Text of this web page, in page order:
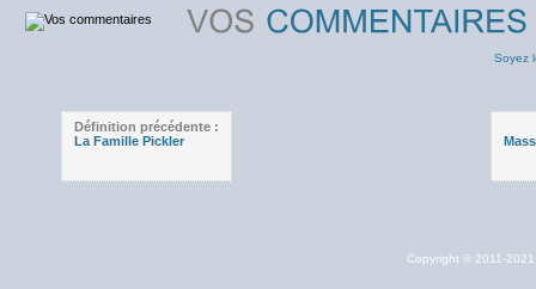
Soyez
Définition précédente :
La Famille Pickler
Copyright © 2011-